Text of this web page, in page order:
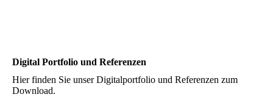
Digital Portfolio und Referenzen
Hier finden Sie unser Digitalportfolio und Referenzen zum
Download.